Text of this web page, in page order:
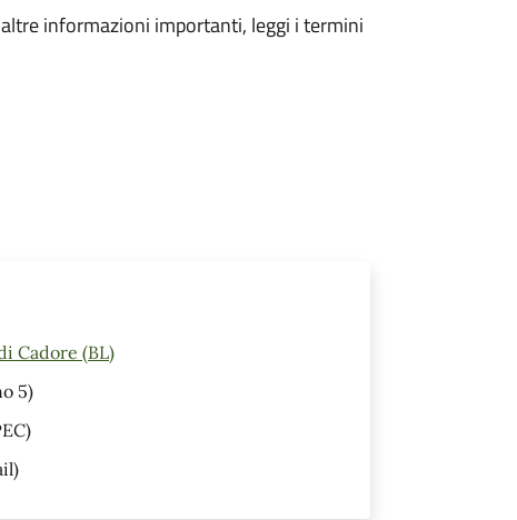
informazioni importanti, leggi i termini
Cadore (BL)
5)